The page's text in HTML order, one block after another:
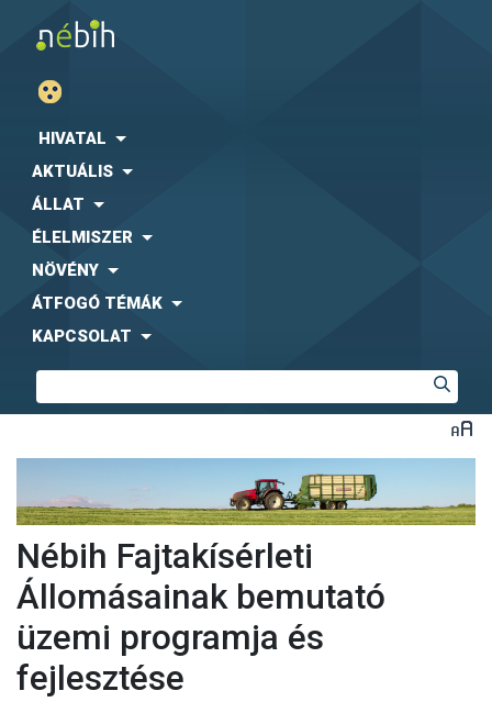
HIVATAL
AKTUÁLIS
ÁLLAT
ÉLELMISZER
NÖVÉNY
ÁTFOGÓ TÉMÁK
KAPCSOLAT
Nébih Fajtakísérleti
Állomásainak bemutató
üzemi programja és
fejlesztése